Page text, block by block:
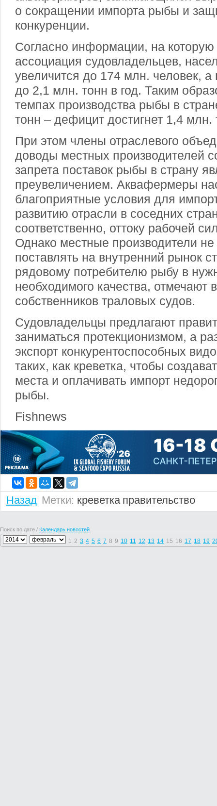
о сокращении импорта рыбы и
конкуренции.
Согласно информации, на которую
ассоциация судовладельцев,
увеличится до 174 млн. человек,
до 2,1 млн. тонн в год. Таким
темпах производства рыбы в
тонн – дефицит достигнет 1,4
При этом члены отраслевого
доводы местных производителей
запрета поставок рыбы в страну
преувеличением. Аквафермеры
благоприятные условия для
развитию отрасли в соседних
соответственно, оттоку рабочей
Однако местные производители
поставлять на внутренний рынок
рядовому потребителю рыбу в
необходимого качества, отмечают
собственников траловых судов.
Судовладельцы предлагают
заниматься протекционизмом, а
экспорт конкурентоспособных
таких, как креветка, чтобы
места и оплачивать импорт
рыбы.
Fishnews
Назад Метки: креветка правительство
Поиск по дате / Календарь новостей
1 2 3 4 5 6 7 8 9 10 11 12 13 14 15 16 17 18 19